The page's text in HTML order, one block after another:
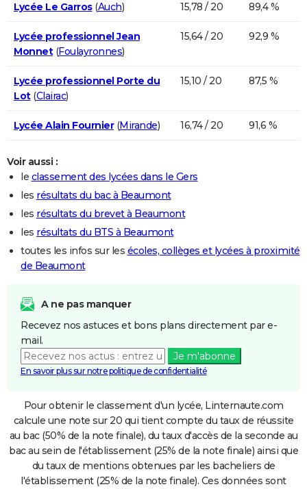
Lycée Le Garros(Auch) 15,78 / 20 89,4 %
Lycée professionnel Jean
Monnet(Foulayronnes)
15,64 / 20 92,9 %
Lycée professionnel Porte du
Lot(Clairac)
15,10 / 20 87,5 %
Lycée Alain Fournier(Mirande) 16,74 / 20 91,6 %
Voir aussi :
le classement des lycées dans le Gers
les résultats du bac à Beaumont
les résultats du brevet à Beaumont
les résultats du BTS à Beaumont
toutes les infos sur les écoles, collèges et lycées à proximité
de Beaumont
A ne pas manquer
Recevez nos astuces et bons plans directement par e-
mail.
Je m'abonne
En savoir plus sur notre politique de confidentialité
Pour obtenir le classement d'un lycée, Linternaute.com
calcule une note sur 20 qui tient compte du taux de réussite
au bac (50% de la note finale), du taux d'accès de la seconde au
bac au sein de l'établissement (25% de la note finale) ainsi que
du taux de mentions obtenues par les bacheliers de
l'établissement (25% de la note finale). Ces données sont